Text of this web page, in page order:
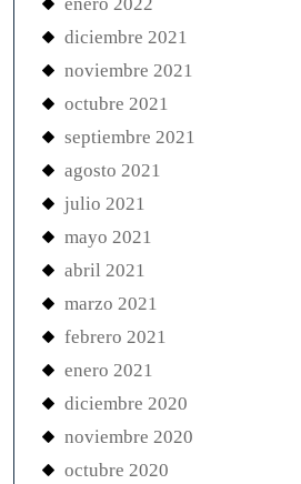
diciembre 2021
noviembre 2021
octubre 2021
septiembre 2021
agosto 2021
julio 2021
mayo 2021
abril 2021
marzo 2021
febrero 2021
enero 2021
diciembre 2020
noviembre 2020
octubre 2020